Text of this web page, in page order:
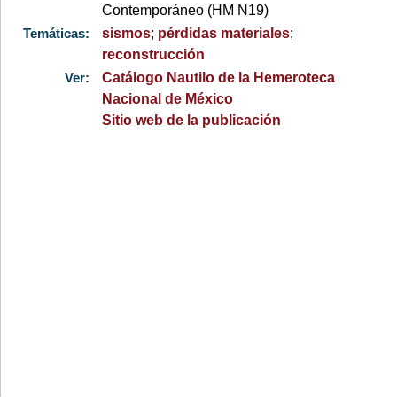
Contemporáneo (HM N19)
Temáticas:
sismos; pérdidas materiales;
reconstrucción
Ver:
Catálogo Nautilo de la Hemeroteca
Nacional de México
Sitio web de la publicación